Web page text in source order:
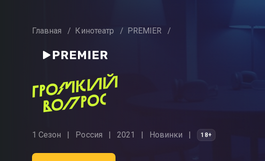
Главная / Кинотеатр / PREMIER /
1 Сезон Россия 2021 Новинки 18+